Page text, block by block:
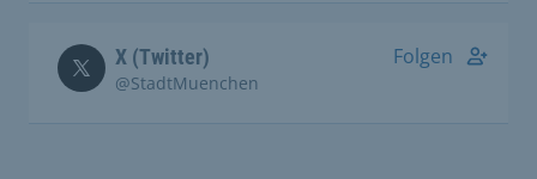
X (Twitter)
@StadtMuenchen
Folgen